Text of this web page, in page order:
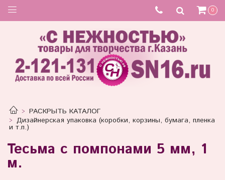
0
РАСКРЫТЬ КАТАЛОГ
Дизайнерская упаковка (коробки, корзины, бумага, пленка
и т.п.)
Тесьма с помпонами 5 мм, 1
м.